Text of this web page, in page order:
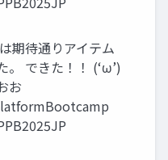
期待通りアイテム
。 できた！！ (‘ω’)
お